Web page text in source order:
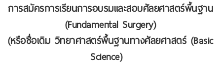
การสมัครการเรียนการอบรมและสอบศัลยศาสตร์พื้นฐาน
(Fundamental Surgery)
(หรือชื่อเดิม วิทยาศาสตร์พื้นฐานทางศัลยศาสตร์ (Basic
Science)